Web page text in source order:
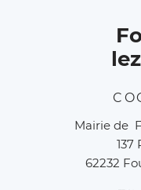
Mairie de
137
62232